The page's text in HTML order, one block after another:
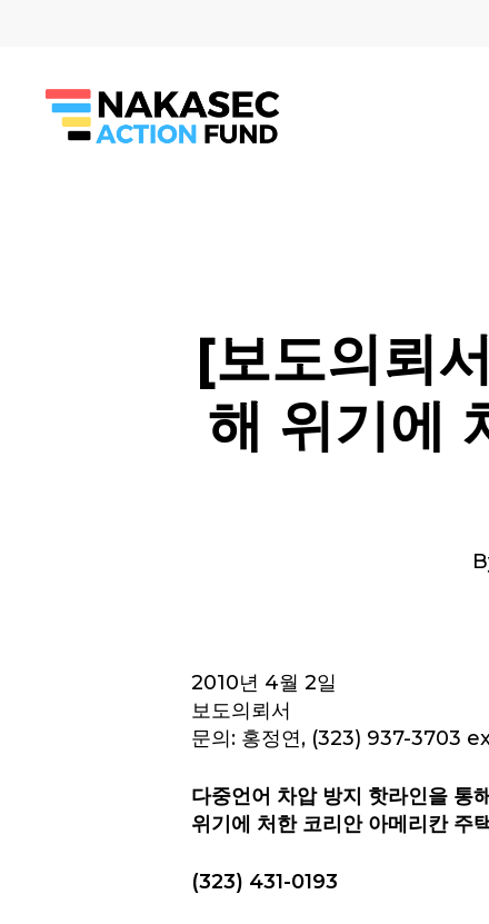
content
[보도의뢰
해 위기에
2010년 4월 2일
보도의뢰서
문의: 홍정연, (323) 937-3703
다중언어 차압 방지 핫라인을 통해
위기에 처한 코리안 아메리칸 주
(323) 431-0193